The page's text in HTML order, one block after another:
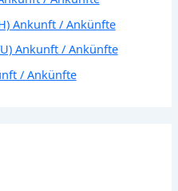
Ankunft / Ankünfte
Ankunft / Ankünfte
/ Ankünfte